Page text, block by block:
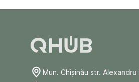
Mun. Chişinău str.